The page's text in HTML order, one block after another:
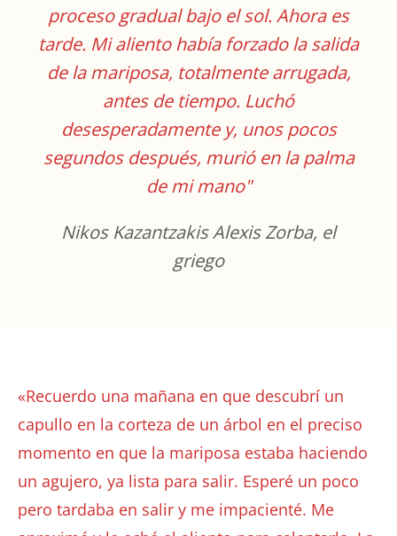
proceso gradual bajo el sol. Ahora es
tarde. Mi aliento había forzado la salida
de la mariposa, totalmente arrugada,
antes de tiempo. Luchó
desesperadamente y, unos pocos
segundos después, murió en la palma
de mi mano"
Nikos Kazantzakis Alexis Zorba, el
griego
«Recuerdo una mañana en que descubrí un
capullo en la corteza de un árbol en el preciso
momento en que la mariposa estaba haciendo
un agujero, ya lista para salir. Esperé un poco
pero tardaba en salir y me impacienté. Me